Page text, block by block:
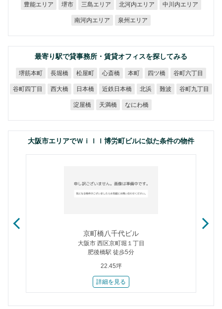
豊能エリア 堺市 三島エリア 北河内エリア 中川内エリア
南河内エリア 泉州エリア
最寄り駅で貸事務所・賃貸オフィスを探してみる
堺筋本町 長堀橋 松屋町 心斎橋 本町 四ツ橋 谷町六丁目
谷町四丁目 西大橋 日本橋 近鉄日本橋 北浜 難波 谷町九丁目
淀屋橋 天満橋 なにわ橋
大阪市エリアでＷｉｌｌ博労町ビルに似た条件の物件
京町橋八千代ビル
大阪市 西区京町堀１丁目
肥後橋駅 徒歩5分
22.45坪
詳細を見る